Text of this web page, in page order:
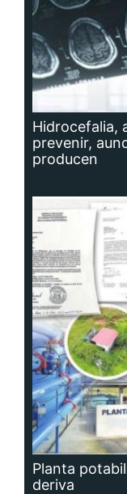
Hidrocefalia,
prevenir,
producen
Planta
deriva